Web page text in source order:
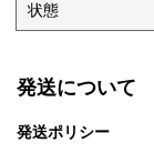
状態
発送について
発送ポリシー